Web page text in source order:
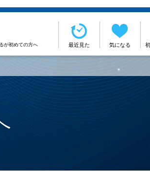
が初めての方へ 最近見た 気になる